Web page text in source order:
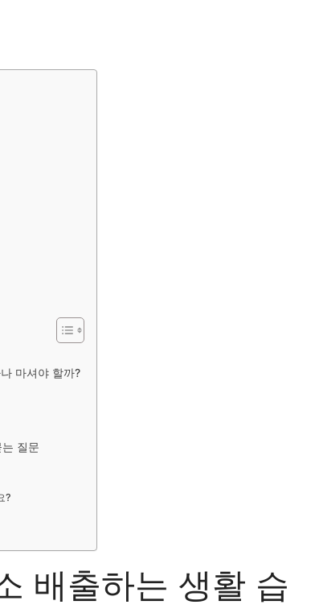
마셔야 할까?
질문
?
배출하는 생활 습